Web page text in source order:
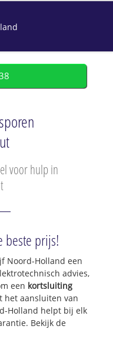
voor hulp in
beste prijs!
Noord-Holland een
advies,
een kortsluiting
het aansluiten van
Holland helpt bij elk
Bekijk de